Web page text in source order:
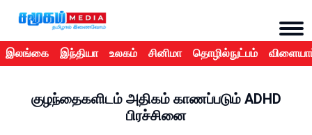
இலங்கை இந்தியா உலகம் சினிமா தொழில்நுட்பம்
குழந்தைகளிடம் அதிகம் காணப்படும் ADHD
பிரச்சினை